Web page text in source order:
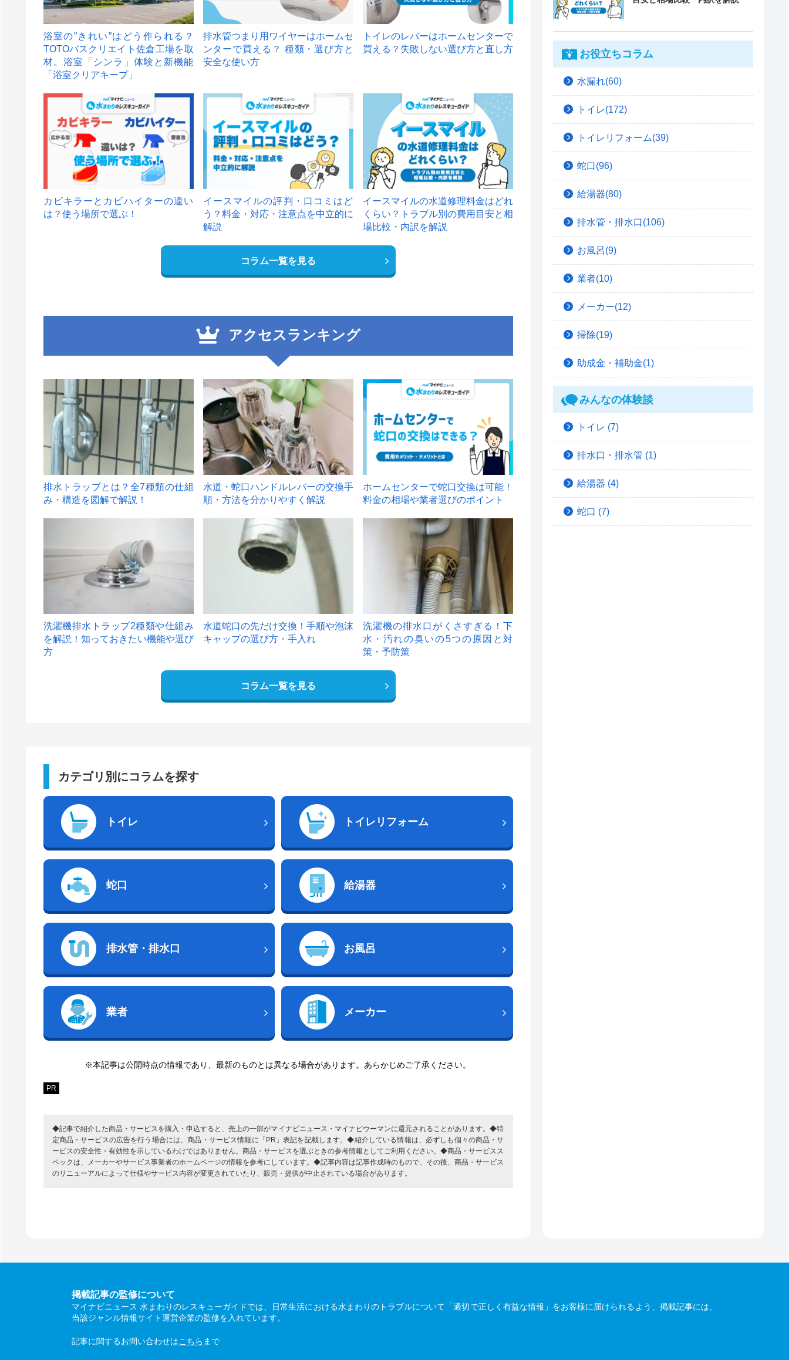
浴室の”きれい”はどう作られる？
TOTOバスクリエイト佐倉工場を取
材。浴室「シンラ」体験と新機能
「浴室クリアキープ」
排水管つまり用ワイヤーはホームセ
ンターで買える？ 種類・選び方と
安全な使い方
トイレのレバーはホームセンターで
買える？失敗しない選び方と直し方
カビキラーとカビハイターの違い
は？使う場所で選ぶ！
イースマイルの評判・口コミはど
う？料金・対応・注意点を中立的に
解説
イースマイルの水道修理料金はどれ
くらい？トラブル別の費用目安と相
場比較・内訳を解説
コラム一覧を見る
アクセスランキング
1
排水トラップとは？全7種類の仕組
み・構造を図解で解説！
2
水道・蛇口ハンドルレバーの交換手
順・方法を分かりやすく解説
ホームセンターで蛇口交換は可能！
料金の相場や業者選びのポイント
洗濯機排水トラップ2種類や仕組み
を解説！知っておきたい機能や選び
方
水道蛇口の先だけ交換！手順や泡沫
キャップの選び方・手入れ
洗濯機の排水口がくさすぎる！下
水・汚れの臭いの5つの原因と対
策・予防策
コラム一覧を見る
カテゴリ別にコラムを探す
トイレ トイレリフォーム
蛇口 給湯器
排水管・排水口 お風呂
業者 メーカー
※本記事は公開時点の情報であり、最新のものとは異なる場合があります。あらかじめご了承ください。
PR
◆記事で紹介した商品・サービスを購入・申込すると、売上の一部がマイナビニュース・マイナビウーマンに還元されることがあります。◆特
定商品・サービスの広告を行う場合には、商品・サービス情報に「PR」表記を記載します。◆紹介している情報は、必ずしも個々の商品・サ
ービスの安全性・有効性を示しているわけではありません。商品・サービスを選ぶときの参考情報としてご利用ください。◆商品・サービスス
ペックは、メーカーやサービス事業者のホームページの情報を参考にしています。◆記事内容は記事作成時のもので、その後、商品・サービス
のリニューアルによって仕様やサービス内容が変更されていたり、販売・提供が中止されている場合があります。
お役立ちコラム
水漏れ(60)
トイレ(172)
トイレリフォーム(39)
蛇口(96)
給湯器(80)
排水管・排水口(106)
お風呂(9)
業者(10)
メーカー(12)
掃除(19)
助成金・補助金(1)
みんなの体験談
トイレ (7)
排水口・排水管 (1)
給湯器 (4)
蛇口 (7)
掲載記事の監修について
マイナビニュース 水まわりのレスキューガイドでは、日常生活における水まわりのトラブルについて「適切で正しく有益な情報」をお客様に届けられるよう、掲載記事には、
当該ジャンル情報サイト運営企業の監修を入れています。
記事に関するお問い合わせはこちら まで